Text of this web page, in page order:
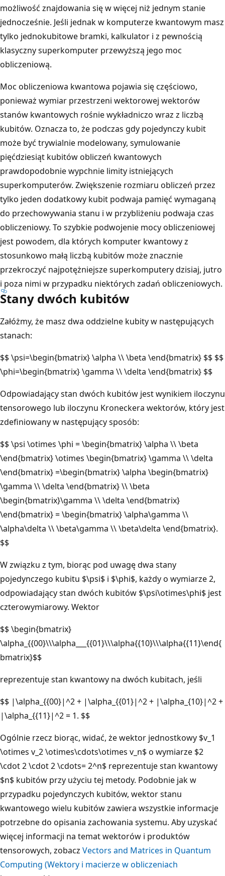
możliwość znajdowania się w więcej niż jednym stanie
jednocześnie. Jeśli jednak w komputerze kwantowym masz
tylko jednokubitowe bramki, kalkulator i z pewnością
klasyczny superkomputer przewyższą jego moc
obliczeniową.
Moc obliczeniowa kwantowa pojawia się częściowo,
ponieważ wymiar przestrzeni wektorowej wektorów
stanów kwantowych rośnie wykładniczo wraz z liczbą
kubitów. Oznacza to, że podczas gdy pojedynczy kubit
może być trywialnie modelowany, symulowanie
pięćdziesiąt kubitów obliczeń kwantowych
prawdopodobnie wypchnie limity istniejących
superkomputerów. Zwiększenie rozmiaru obliczeń przez
tylko jeden dodatkowy kubit podwaja pamięć wymaganą
do przechowywania stanu i w przybliżeniu podwaja czas
obliczeniowy. To szybkie podwojenie mocy obliczeniowej
jest powodem, dla których komputer kwantowy z
stosunkowo małą liczbą kubitów może znacznie
przekroczyć najpotężniejsze superkomputery dzisiaj, jutro
i poza nimi w przypadku niektórych zadań obliczeniowych.
Stany dwóch kubitów
Załóżmy, że masz dwa oddzielne kubity w następujących
stanach:
$$ \psi=\begin{bmatrix} \alpha \\ \beta \end{bmatrix} $$ $$
\phi=\begin{bmatrix} \gamma \\ \delta \end{bmatrix} $$
Odpowiadający stan dwóch kubitów jest wynikiem iloczynu
tensorowego lub iloczynu Kroneckera wektorów, który jest
zdefiniowany w następujący sposób:
$$ \psi \otimes \phi = \begin{bmatrix} \alpha \\ \beta
\end{bmatrix} \otimes \begin{bmatrix} \gamma \\ \delta
\end{bmatrix} =\begin{bmatrix} \alpha \begin{bmatrix}
\gamma \\ \delta \end{bmatrix} \\ \beta
\begin{bmatrix}\gamma \\ \delta \end{bmatrix}
\end{bmatrix} = \begin{bmatrix} \alpha\gamma \\
\alpha\delta \\ \beta\gamma \\ \beta\delta \end{bmatrix}.
$$
W związku z tym, biorąc pod uwagę dwa stany
pojedynczego kubitu $\psi$ i $\phi$, każdy o wymiarze 2,
odpowiadający stan dwóch kubitów $\psi\otimes\phi$ jest
czterowymiarowy. Wektor
$$ \begin{bmatrix}
\alpha_{{00}\\\alpha___{{01}\\\alpha{{10}\\\alpha{{11}\end{
bmatrix}$$
reprezentuje stan kwantowy na dwóch kubitach, jeśli
$$ |\alpha_{{00}|^2 + |\alpha_{{01}|^2 + |\alpha_{10}|^2 +
|\alpha_{{11}|^2 = 1. $$
Ogólnie rzecz biorąc, widać, że wektor jednostkowy $v_1
\otimes v_2 \otimes\cdots\otimes v_n$ o wymiarze $2
\cdot 2 \cdot 2 \cdots= 2^n$ reprezentuje stan kwantowy
$n$ kubitów przy użyciu tej metody. Podobnie jak w
przypadku pojedynczych kubitów, wektor stanu
kwantowego wielu kubitów zawiera wszystkie informacje
potrzebne do opisania zachowania systemu. Aby uzyskać
więcej informacji na temat wektorów i produktów
tensorowych, zobacz Vectors and Matrices in Quantum
Computing (Wektory i macierze w obliczeniach